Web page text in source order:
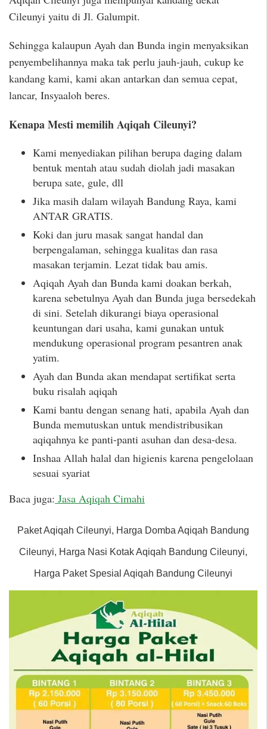
Cileunyi yaitu di Jl. Galumpit.
Sehingga kalaupun Ayah dan Bunda ingin menyaksikan
penyembelihannya maka tak perlu jauh-jauh, cukup ke
kandang kami, kami akan antarkan dan semua cepat,
lancar, Insyaaloh beres.
Kenapa Mesti memilih Aqiqah Cileunyi?
Kami menyediakan pilihan berupa daging dalam
bentuk mentah atau sudah diolah jadi masakan
berupa sate, gule, dll
Jika masih dalam wilayah Bandung Raya, kami
ANTAR GRATIS.
Koki dan juru masak sangat handal dan
berpengalaman, sehingga kualitas dan rasa
masakan terjamin. Lezat tidak bau amis.
Aqiqah Ayah dan Bunda kami doakan berkah,
karena sebetulnya Ayah dan Bunda juga bersedekah
di sini. Setelah dikurangi biaya operasional
keuntungan dari usaha, kami gunakan untuk
mendukung operasional program pesantren anak
yatim.
Ayah dan Bunda akan mendapat sertifikat serta
buku risalah aqiqah
Kami bantu dengan senang hati, apabila Ayah dan
Bunda memutuskan untuk mendistribusikan
aqiqahnya ke panti-panti asuhan dan desa-desa.
Inshaa Allah halal dan higienis karena pengelolaan
sesuai syariat
Baca juga: Jasa Aqiqah Cimahi
Paket Aqiqah Cileunyi, Harga Domba Aqiqah Bandung
Cileunyi, Harga Nasi Kotak Aqiqah Bandung Cileunyi,
Harga Paket Spesial Aqiqah Bandung Cileunyi